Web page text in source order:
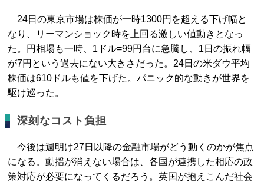
24日の東京市場は株価が一時1300円を超える下げ幅と
なり、リーマンショック時を上回る激しい値動きとなっ
た。円相場も一時、1ドル=99円台に急騰し、1日の振れ幅
が7円という過去にない大きさだった。24日の米ダウ平均
株価は610ドルも値を下げた。パニック的な動きが世界を
駆け巡った。
深刻なコスト負担
今後は週明け27日以降の金融市場がどう動くのかが焦点
になる。動揺が消えない場合は、各国が連携した相応の政
策対応が必要になってくるだろう。英国が抱えこんだ社会